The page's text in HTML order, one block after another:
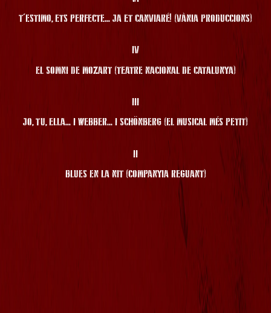
T'ESTIMO, ETS PERFECTE... JA ET CANVIARÉ! (VÀNIA PRODUCCIONS)
IV
EL SOMNI DE MOZART (TEATRE NACIONAL DE CATALUNYA)
III
JO, TU, ELLA... I WEBBER... I SCHÖNBERG (EL MUSICAL MÉS PETIT)
II
BLUES EN LA NIT (COMPANYIA REGUANT)